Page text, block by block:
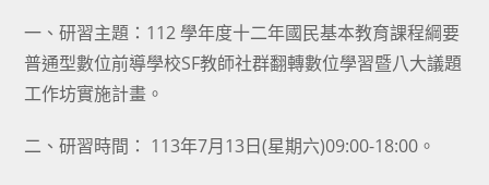
一、研習主題：112 學年度十二年國民基本教育課程綱要
普通型數位前導學校SF教師社群翻轉數位學習暨八大議題
工作坊實施計畫。
二、研習時間： 113年7月13日(星期六)09:00-18:00。